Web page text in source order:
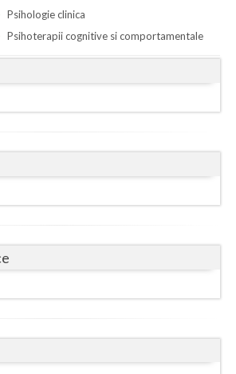
Psihologie clinica
Psihoterapii cognitive si comportamentale